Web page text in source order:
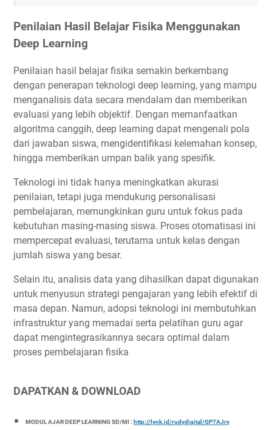
Penilaian Hasil Belajar Fisika Menggunakan
Deep Learning
Penilaian hasil belajar fisika semakin berkembang
dengan penerapan teknologi deep learning, yang mampu
menganalisis data secara mendalam dan memberikan
evaluasi yang lebih objektif. Dengan memanfaatkan
algoritma canggih, deep learning dapat mengenali pola
dari jawaban siswa, mengidentifikasi kelemahan konsep,
hingga memberikan umpan balik yang spesifik.
Teknologi ini tidak hanya meningkatkan akurasi
penilaian, tetapi juga mendukung personalisasi
pembelajaran, memungkinkan guru untuk fokus pada
kebutuhan masing-masing siswa. Proses otomatisasi ini
mempercepat evaluasi, terutama untuk kelas dengan
jumlah siswa yang besar.
Selain itu, analisis data yang dihasilkan dapat digunakan
untuk menyusun strategi pengajaran yang lebih efektif di
masa depan. Namun, adopsi teknologi ini membutuhkan
infrastruktur yang memadai serta pelatihan guru agar
dapat mengintegrasikannya secara optimal dalam
proses pembelajaran fisika
DAPATKAN & DOWNLOAD
MODUL AJAR DEEP LEARNING SD/MI : http://lynk.id/rudydigital/GP7AJry